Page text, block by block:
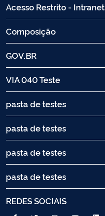
Acesso Restrito - Intranet
Composição
GOV.BR
VIA 040 Teste
pasta de testes
pasta de testes
pasta de testes
pasta de testes
REDES SOCIAIS